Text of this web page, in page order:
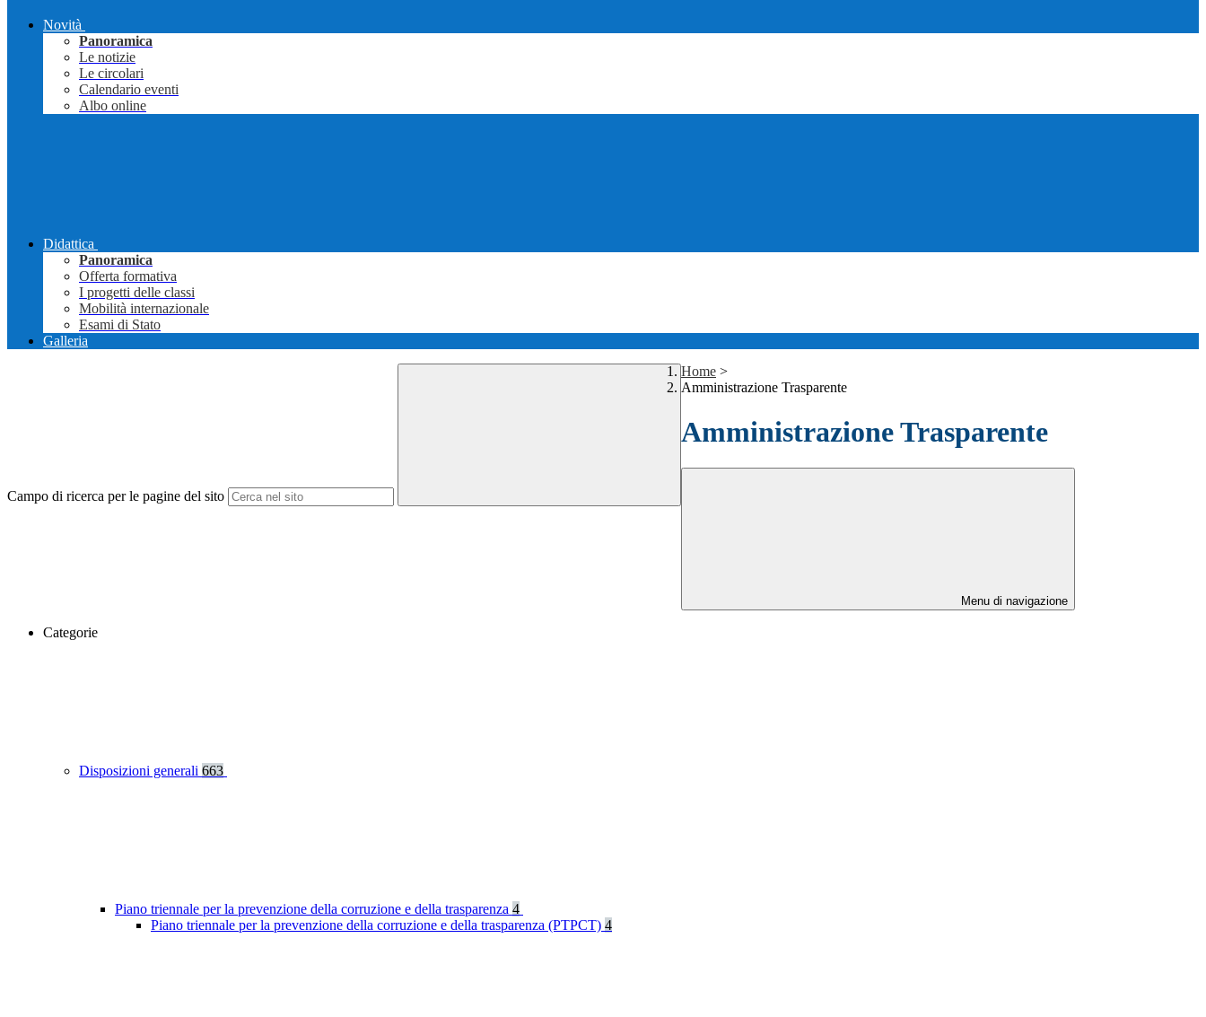
Novità
Panoramica
Le notizie
Le circolari
Calendario eventi
Albo online
Didattica
Panoramica
Offerta formativa
I progetti delle classi
Mobilità internazionale
Esami di Stato
Galleria
Campo di ricerca per le pagine del sito
Home >
Amministrazione Trasparente
Amministrazione Trasparente
Menu di navigazione
Categorie
Disposizioni generali 663
Piano triennale per la prevenzione della corruzione e della trasparenza 4
Piano triennale per la prevenzione della corruzione e della trasparenza (PTPCT) 4